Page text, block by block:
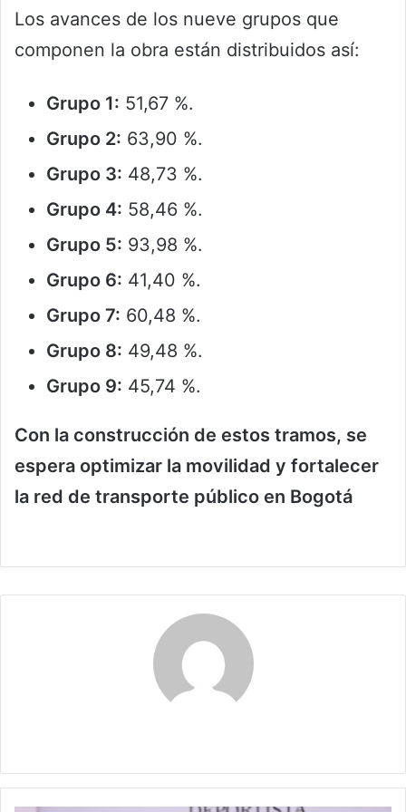
Los avances de los nueve grupos que
componen la obra están distribuidos así:
Grupo 1: 51,67 %.
Grupo 2: 63,90 %.
Grupo 3: 48,73 %.
Grupo 4: 58,46 %.
Grupo 5: 93,98 %.
Grupo 6: 41,40 %.
Grupo 7: 60,48 %.
Grupo 8: 49,48 %.
Grupo 9: 45,74 %.
Con la construcción de estos tramos, se
espera optimizar la movilidad y fortalecer
la red de transporte público en Bogotá